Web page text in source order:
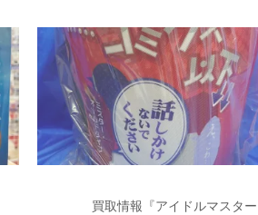
買取情報『アイドルマスター